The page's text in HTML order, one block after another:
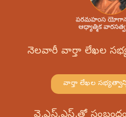
నెలవారీ వార్తా లేఖల
వార్తా లేఖల